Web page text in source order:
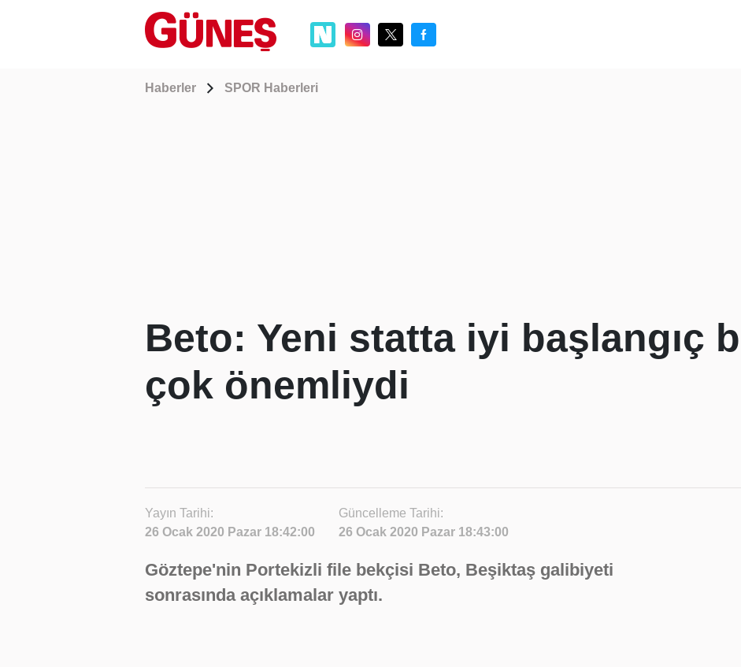
Haberler SPOR Haberleri
Beto: Yeni statta iyi başlangıç
çok önemliydi
Yayın Tarihi:
26 Ocak 2020 Pazar 18:42:00
Güncelleme Tarihi:
26 Ocak 2020 Pazar 18:43:00
Göztepe'nin Portekizli file bekçisi Beto, Beşiktaş galibiyeti
sonrasında açıklamalar yaptı.